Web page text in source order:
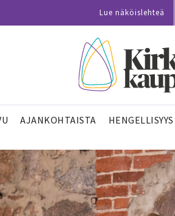
Lue näköislehteä
AJANKOHTAISTA HENGELLISYYS